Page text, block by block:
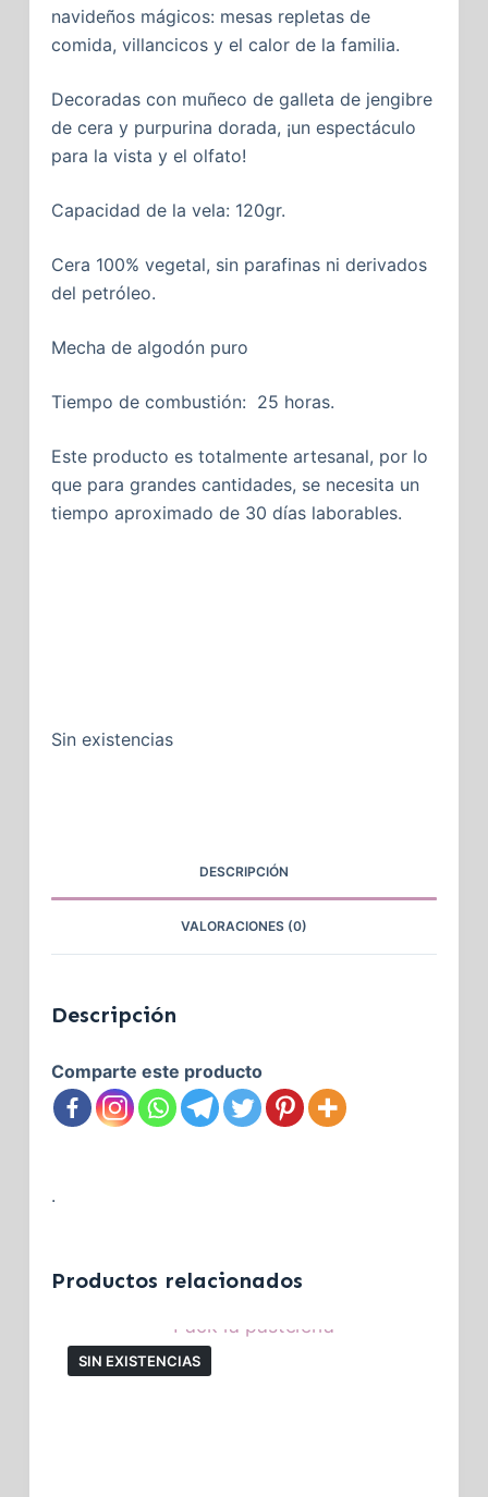
navideños mágicos: mesas repletas de
comida, villancicos y el calor de la familia.
Decoradas con muñeco de galleta de jengibre
de cera y purpurina dorada, ¡un espectáculo
para la vista y el olfato!
Capacidad de la vela: 120gr.
Cera 100% vegetal, sin parafinas ni derivados
del petróleo.
Mecha de algodón puro
Tiempo de combustión: 25 horas.
Este producto es totalmente artesanal, por lo
que para grandes cantidades, se necesita un
tiempo aproximado de 30 días laborables.
Sin existencias
DESCRIPCIÓN
VALORACIONES (0)
Descripción
Comparte este producto
.
Productos relacionados
SIN EXISTENCIAS